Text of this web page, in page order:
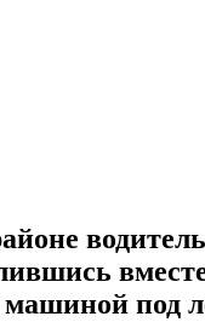
под